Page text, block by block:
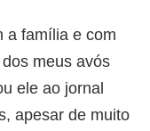
a família e com
meus avós
ele ao jornal
apesar de muito